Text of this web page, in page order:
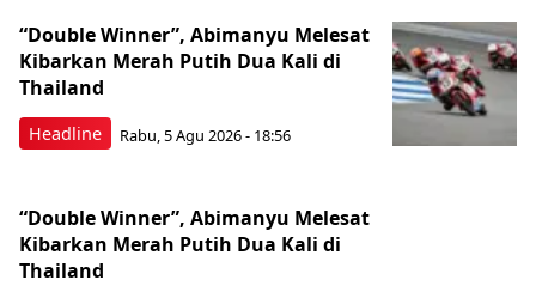
Headline
“Double Winner”, Abimanyu Melesat
Kibarkan Merah Putih Dua Kali di
Thailand
Rabu, 5 Agu 2026 - 18:56
“Double Winner”, Abimanyu Melesat
Kibarkan Merah Putih Dua Kali di
Thailand